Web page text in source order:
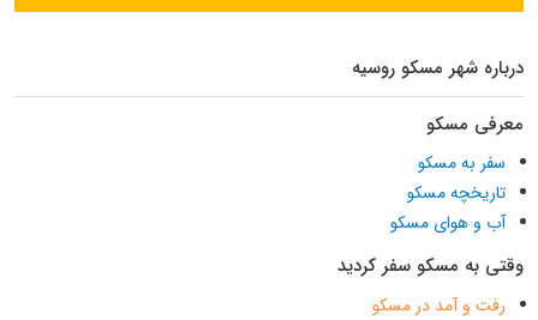
درباره شهر مسکو روسیه
معرفی مسکو
سفر به مسکو
تاریخچه مسکو
آب و هوای مسکو
وقتی به مسکو سفر کردید
رفت و آمد در مسکو